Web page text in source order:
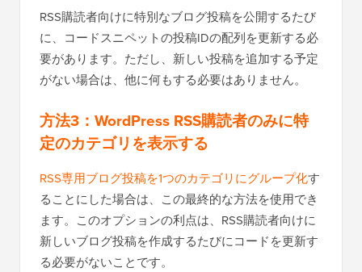
RSS購読者向けに特別なブログ投稿を公開するたび
に、コードスニペットの投稿IDの配列を更新する必
要があります。ただし、新しい投稿を追加する予定
がない場合は、他に何もする必要はありません。
方法3：WordPress RSS購読者のみに特
定のカテゴリを表示する
RSS専用ブログ投稿を1つのカテゴリにグループ化す
ることにした場合は、この最終的な方法を使用でき
ます。このオプションの利点は、RSS購読者向けに
新しいブログ投稿を作成するたびにコードを更新す
る必要がないことです。